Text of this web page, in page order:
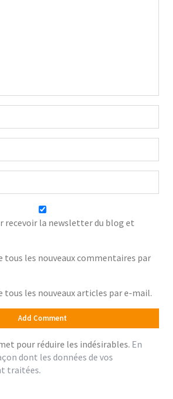
recevoir la newsletter du blog et
tous les nouveaux commentaires par
tous les nouveaux articles par e-mail.
pour réduire les indésirables. En
dont les données de vos
traitées.